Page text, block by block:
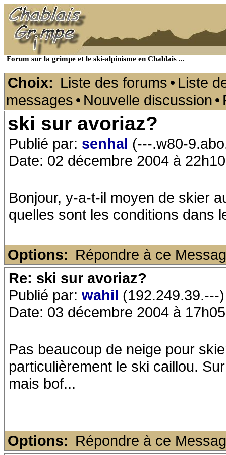
Forum sur la grimpe et le ski-alpinisme en Chablais ...
Choix: Liste des forums • Liste
messages • Nouvelle discussion •
ski sur avoriaz?
Publié par: senhal (---.w80-
Date: 02 décembre 2004 à 22h10
Bonjour, y-a-t-il moyen de skier
quelles sont les conditions dans
Options: Répondre à ce
Re: ski sur avoriaz?
Publié par: wahil (192.249.39.---)
Date: 03 décembre 2004 à 17h05
Pas beaucoup de neige pour
particulièrement le ski caillou.
mais bof...
Options: Répondre à ce